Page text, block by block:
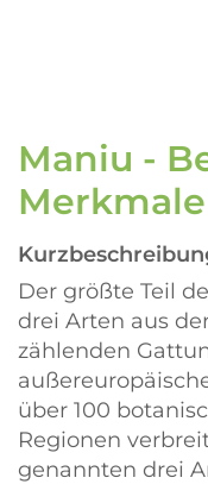
Maniu -
Merkmale
Der größte Teil
drei Arten aus
zählenden
über 100
Regionen
genannten drei